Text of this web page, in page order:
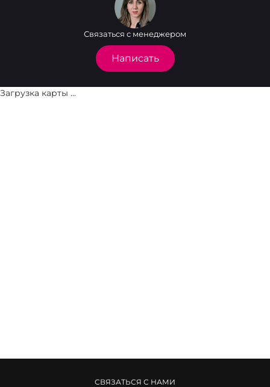
Связаться с менеджером
Написать
Загрузка карты ...
СВЯЗАТЬСЯ С НАМИ